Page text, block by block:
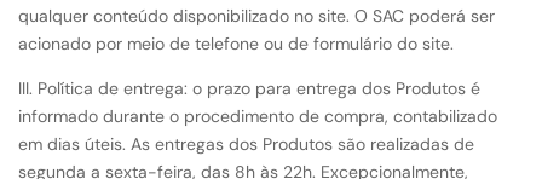
qualquer conteúdo disponibilizado no site. O SAC poderá ser
acionado por meio de telefone ou de formulário do site.
III. Política de entrega: o prazo para entrega dos Produtos é
informado durante o procedimento de compra, contabilizado
em dias úteis. As entregas dos Produtos são realizadas de
segunda a sexta-feira, das 8h às 22h. Excepcionalmente,